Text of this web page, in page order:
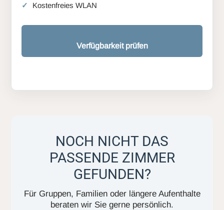
Kostenfreies WLAN
Verfügbarkeit prüfen
NOCH NICHT DAS
PASSENDE ZIMMER
GEFUNDEN?
Für Gruppen, Familien oder längere Aufenthalte
beraten wir Sie gerne persönlich.